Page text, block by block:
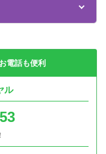
電話も便利
ル